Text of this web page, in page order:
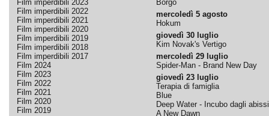
Film imperdibili 2023
Film imperdibili 2022
Film imperdibili 2021
Film imperdibili 2020
Film imperdibili 2019
Film imperdibili 2018
Film imperdibili 2017
Film 2024
Film 2023
Film 2022
Film 2021
Film 2020
Film 2019
Borgo
mercoledì 5 agosto
Hokum
giovedì 30 luglio
Kim Novak's Vertigo
mercoledì 29 luglio
Spider-Man - Brand New Day
giovedì 23 luglio
Terapia di famiglia
Blue
Deep Water - Incubo dagli abissi
A New Dawn